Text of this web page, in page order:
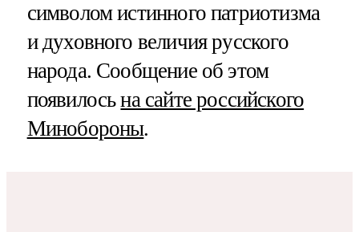
символом истинного патриотизма
и духовного величия русского
народа. Сообщение об этом
появилосьна сайте российского
Минобороны.